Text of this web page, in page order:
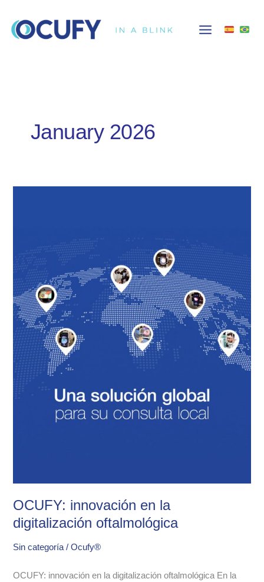
January 2026
OCUFY: innovación en la
digitalización oftalmológica
Sin categoría /Ocufy®
OCUFY: innovación en la digitalización oftalmológica En la
digitalización
oftalmológica